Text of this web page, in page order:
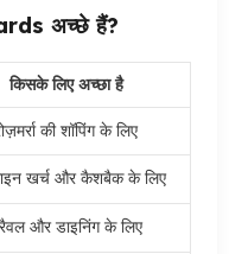
अच्छे हैं?
किसके लिए अच्छा है
की शॉपिंग के लिए
खर्च और कैशबैक के लिए
और डाइनिंग के लिए